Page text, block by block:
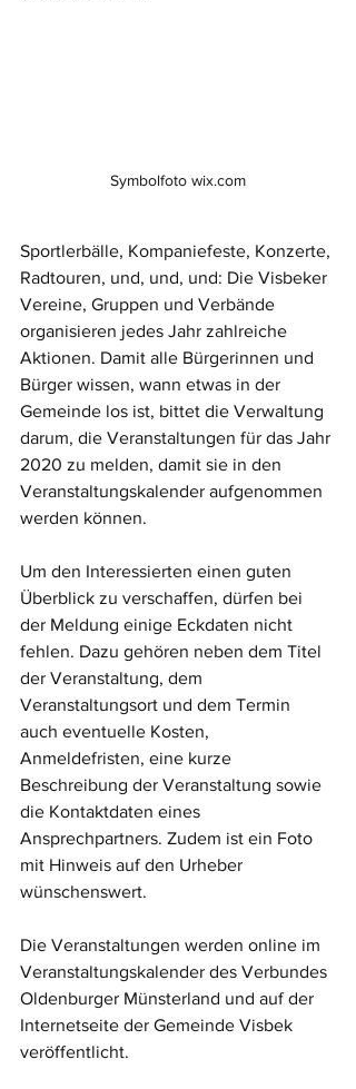
Symbolfoto wix.com
Sportlerbälle, Kompaniefeste, Konzerte,
Radtouren, und, und, und: Die Visbeker
Vereine, Gruppen und Verbände
organisieren jedes Jahr zahlreiche
Aktionen. Damit alle Bürgerinnen und
Bürger wissen, wann etwas in der
Gemeinde los ist, bittet die Verwaltung
darum, die Veranstaltungen für das Jahr
2020 zu melden, damit sie in den
Veranstaltungskalender aufgenommen
werden können.
Um den Interessierten einen guten
Überblick zu verschaffen, dürfen bei
der Meldung einige Eckdaten nicht
fehlen. Dazu gehören neben dem Titel
der Veranstaltung, dem
Veranstaltungsort und dem Termin
auch eventuelle Kosten,
Anmeldefristen, eine kurze
Beschreibung der Veranstaltung sowie
die Kontaktdaten eines
Ansprechpartners. Zudem ist ein Foto
mit Hinweis auf den Urheber
wünschenswert.
Die Veranstaltungen werden online im
Veranstaltungskalender des Verbundes
Oldenburger Münsterland und auf der
Internetseite der Gemeinde Visbek
veröffentlicht.